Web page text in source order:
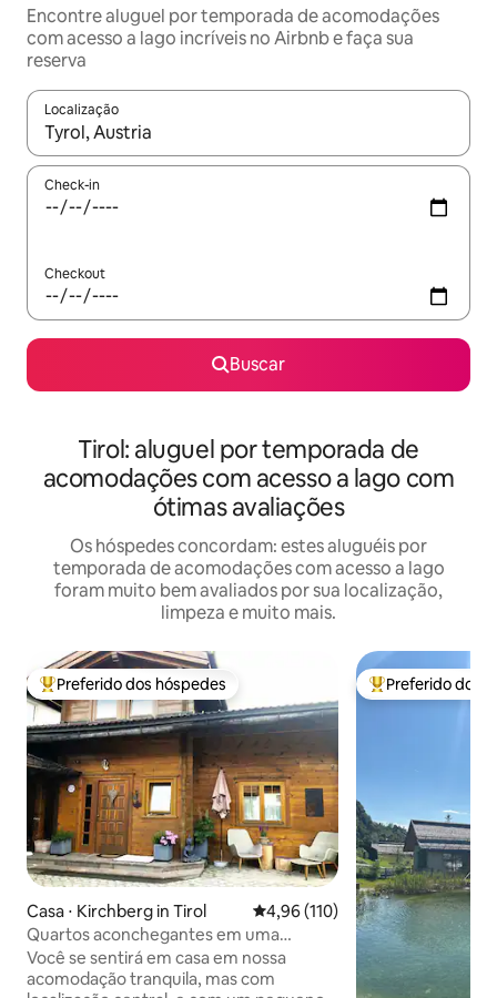
Encontre aluguel por temporada de acomodações
com acesso a lago incríveis no Airbnb e faça sua
reserva
Localização
Quando os resultados estiverem disponíveis, explore-os
Check-in
Checkout
Buscar
Tirol: aluguel por temporada de
acomodações com acesso a lago com
ótimas avaliações
Os hóspedes concordam: estes aluguéis por
temporada de acomodações com acesso a lago
foram muito bem avaliados por sua localização,
limpeza e muito mais.
Entre os melhores preferidos dos hóspedes
Preferido dos hóspedes
Casa ⋅ Kirchberg in Tirol 4,96 de uma avaliação média de
4,96 (110)
Quartos aconchegantes em uma
excelente localização, incluindo café da
manhã.
Você se sentirá em casa em nossa
acomodação tranquila, mas com
Entre os
Preferido dos